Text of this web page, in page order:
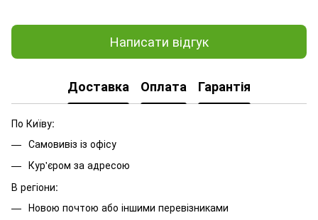
Написати відгук
Доставка Оплата Гарантія
По Київу:
Самовивіз із офісу
Кур'єром за адресою
В регіони:
Новою почтою або іншими перевізниками